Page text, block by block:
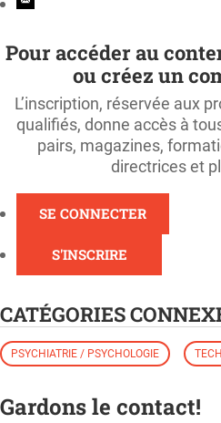
Pour accéder au
ou créez un
L’inscription, réservée aux
qualifiés, donne accès à
pairs, magazines,
directrices et
SE CONNECTER
S'INSCRIRE
CATÉGORIES
PSYCHIATRIE / PSYCHOLOGIE
Gardons le contact!